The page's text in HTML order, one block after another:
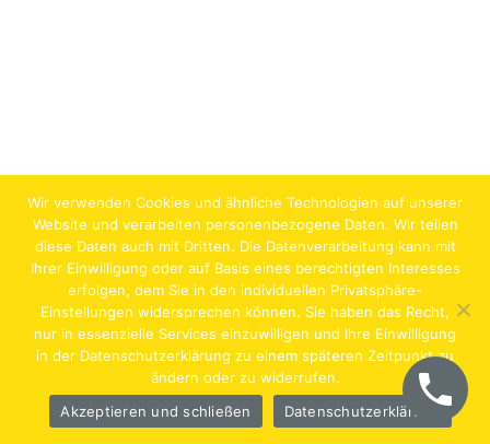
Jobs Lehrstellen Impressum AGB Datenschutz
Hentschläger Bau GmbH – A-4222 Langenstein,
Wir verwenden Cookies und ähnliche Technologien auf unserer
Website und verarbeiten personenbezogene Daten. Wir teilen
diese Daten auch mit Dritten. Die Datenverarbeitung kann mit
Ihrer Einwilligung oder auf Basis eines berechtigten Interesses
erfolgen, dem Sie in den individuellen Privatsphäre-
Einstellungen widersprechen können. Sie haben das Recht,
nur in essenzielle Services einzuwilligen und Ihre Einwilligung
in der Datenschutzerklärung zu einem späteren Zeitpunkt zu
ändern oder zu widerrufen.
Akzeptieren und schließen
Datenschutzerklärung